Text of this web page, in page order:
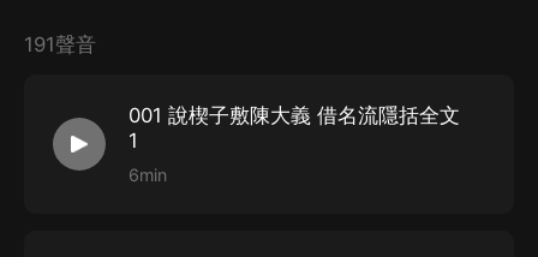
191聲音
001 說楔子敷陳大義 借名流隱括全文
1
6min